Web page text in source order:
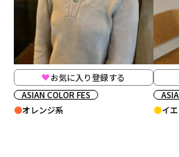
お気に入り登録する
ASIAN COLOR FES
オレンジ系
イ